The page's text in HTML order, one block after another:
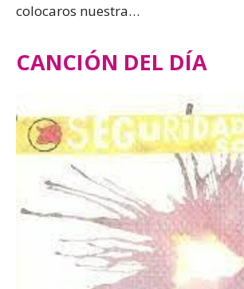
colocaros nuestra…
CANCIÓN DEL DÍA